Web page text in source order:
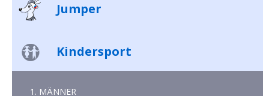
Jumper
Kindersport
1. MÄNNER